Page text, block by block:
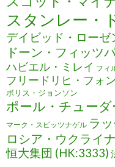
スタンレー・
デイビッド・ローゼ
ドーン・フィッツ
ハビエル・ミレイ フィ
フリードリヒ・フォ
ボリス・ジョンソン
ポール・チュー
マーク・スピッツナゲル ラ
ロシア・ウクライ
恒大集団 (HK:3333)